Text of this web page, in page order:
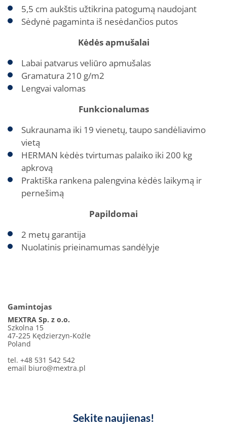
5,5 cm aukštis užtikrina patogumą naudojant
Sėdynė pagaminta iš nesėdančios putos
Kėdės apmušalai
Labai patvarus veliūro apmušalas
Gramatura 210 g/m2
Lengvai valomas
Funkcionalumas
Sukraunama iki 19 vienetų, taupo sandėliavimo
vietą
HERMAN kėdės tvirtumas palaiko iki 200 kg
apkrovą
Praktiška rankena palengvina kėdės laikymą ir
pernešimą
Papildomai
2 metų garantija
Nuolatinis prieinamumas sandėlyje
Gamintojas
MEXTRA Sp. z o.o.
Szkolna 15
47-225 Kędzierzyn-Koźle
Poland
tel. +48 531 542 542
email biuro@mextra.pl
Sekite naujienas!